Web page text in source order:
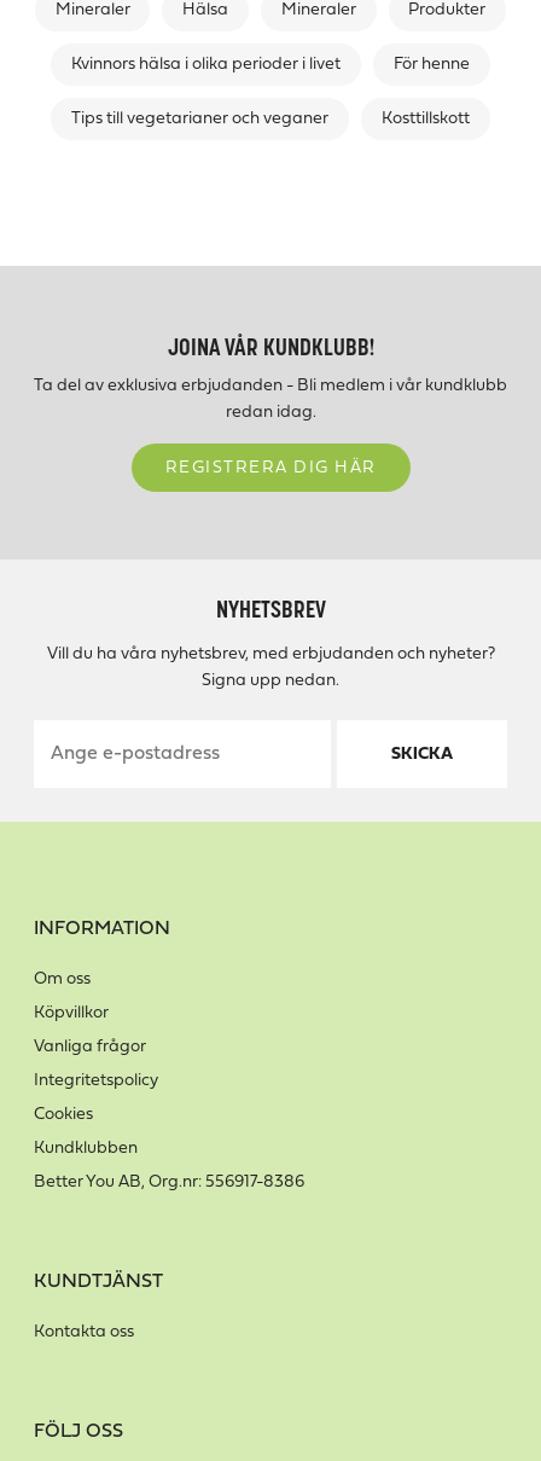
Mineraler Hälsa Mineraler Produkter
Kvinnors hälsa i olika perioder i livet För henne
Tips till vegetarianer och veganer Kosttillskott
JOINA VÅR KUNDKLUBB!
Ta del av exklusiva erbjudanden - Bli medlem i vår kundklubb
redan idag.
REGISTRERA DIG HÄR
NYHETSBREV
Vill du ha våra nyhetsbrev, med erbjudanden och nyheter?
Signa upp nedan.
SKICKA
INFORMATION
Om oss
Köpvillkor
Vanliga frågor
Integritetspolicy
Cookies
Kundklubben
Better You AB, Org.nr: 556917-8386
KUNDTJÄNST
Kontakta oss
FÖLJ OSS